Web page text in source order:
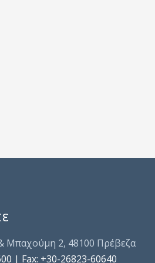
Μπαχούμη 2, 48100 Πρέβεζα
| Fax: +30-26823-60640